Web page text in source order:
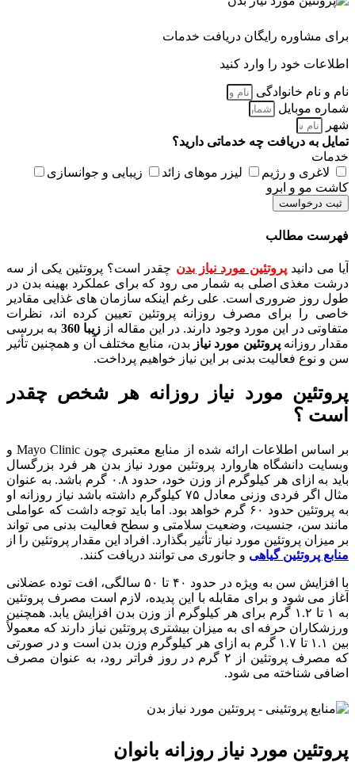
برای مشاوره رایگان دریافت خدمات
اطلاعات خود را وارد کنید
نام و نام خانوادگی
شماره موبایل
شهر
تمایل به دریافت چه خدماتی دارید؟
خدمات
لاغری و رژیم
لیزر موهای زائد
زیبایی و جوانسازی
کاشت مو و ابرو
ثبت درخواست
فهرست مطالب
آیا می دانیدپروتئین مورد نیاز بدن چقدر است؟ پروتئین یکی از سه
درشت مغذی اصلی به شمار می رود که برای عملکرد بهینه بدن در
طول روز ضروری است. علی رغم اینکه سازمان های غذایی مقادیر
خاصی را برای مصرف روزانه پروتئین تعیین کرده اند، نظرات
متفاوتی در این مورد وجود دارند. در این مقاله اززیبا 360
به بررسی
مقدار روزانهپروتئین مورد نیاز بدن، منابع مختلف آن و همچنین تأثیر
سن و نوع فعالیت بدنی بر این نیاز خواهیم پرداخت.
پروتئین مورد نیاز روزانه هر شخص چقدر
است ؟
بر اساس اطلاعات ارائه شده از منابع معتبری چون Mayo Clinic و
وبسایت دانشگاه هاروارد پروتئین مورد نیاز بدن هر فرد بزرگسال
باید به ازای هر کیلوگرم از وزن خود، حدود ۰.۸ گرم باشد. به عنوان
مثال اگر فردی وزنی معادل ۷۵ کیلوگرم داشته باشد نیاز روزانه او
به پروتئین حدود ۶۰ گرم خواهد بود. اما باید توجه داشت که عواملی
مانند سن، جنسیت، وضعیت سلامتی و سطح فعالیت بدنی می تواند
بر میزان پروتئین مورد نیاز تأثیر بگذارد. افراد این مقدار پروتئین را از
منابع پروتئین گیاهی و جانوری می توانند دریافت کنند.
با افزایش سن به ویژه در حدود ۴۰ تا ۵۰ سالگی، افت توده عضلانی
آغاز می شود و برای مقابله با این پدیده، لازم است مصرف پروتئین
به ۱ تا ۱.۲ گرم برای هر کیلوگرم از وزن بدن افزایش یابد. همچنین
ورزشکاران حرفه ای به میزان بیشتری پروتئین نیاز دارند که معمولاً
بین ۱.۱ تا ۱.۷ گرم به ازای هر کیلوگرم وزن بدن است و در صورتی
که مصرف پروتئین از ۲ گرم در روز فراتر رود، به عنوان مصرف
اضافی شناخته می شود.
پروتئین مورد نیاز روزانه بانوان